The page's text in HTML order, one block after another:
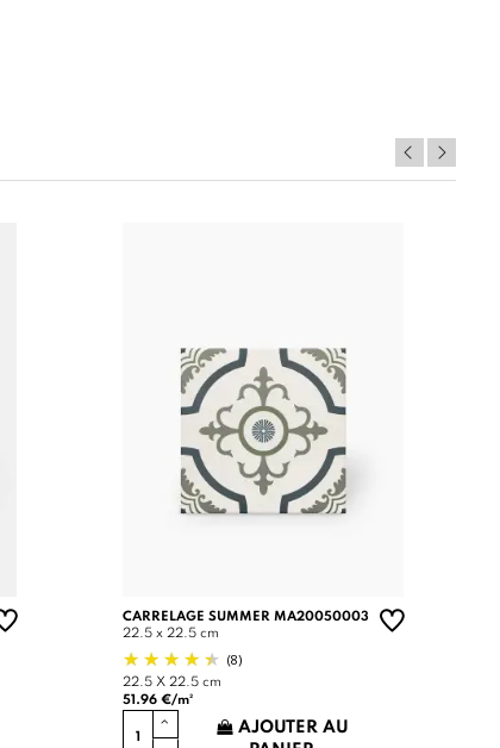
CARRELAGE SUMMER MA20050003
22.5 x 22.5 cm
(8)
22.5 X 22.5 cm
51.96 €/m²
AJOUTER AU